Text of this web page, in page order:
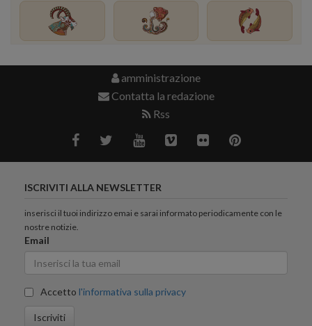
amministrazione
Contatta la redazione
Rss
ISCRIVITI ALLA NEWSLETTER
inserisci il tuoi indirizzo emai e sarai informato periodicamente con le
nostre notizie.
Email
Accetto l'informativa sulla privacy
Iscriviti